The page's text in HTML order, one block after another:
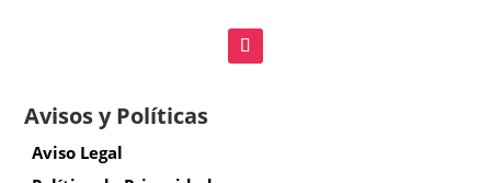
Avisos y Políticas
Aviso Legal